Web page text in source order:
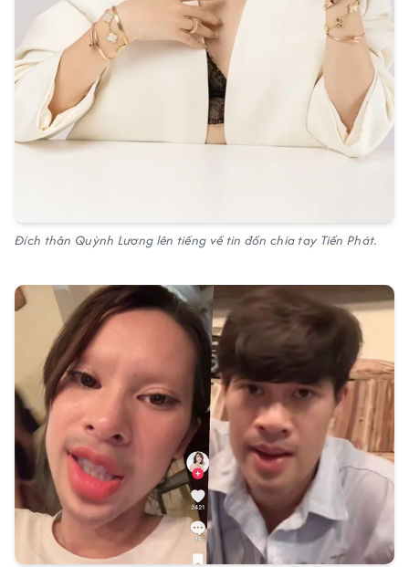
Đích thân Quỳnh Lương lên tiếng về tin đồn chia tay Tiến Phát.